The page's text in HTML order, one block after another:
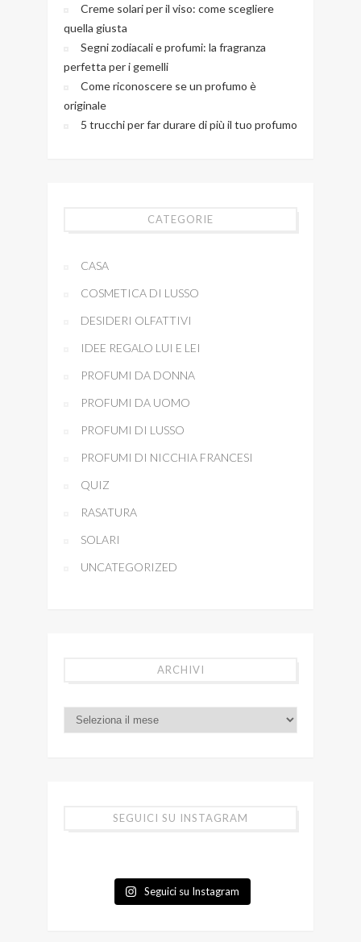
Creme solari per il viso: come scegliere
quella giusta
Segni zodiacali e profumi: la fragranza
perfetta per i gemelli
Come riconoscere se un profumo è
originale
5 trucchi per far durare di più il tuo profumo
CATEGORIE
CASA
COSMETICA DI LUSSO
DESIDERI OLFATTIVI
IDEE REGALO LUI E LEI
PROFUMI DA DONNA
PROFUMI DA UOMO
PROFUMI DI LUSSO
PROFUMI DI NICCHIA FRANCESI
QUIZ
RASATURA
SOLARI
UNCATEGORIZED
ARCHIVI
SEGUICI SU INSTAGRAM
Seguici su Instagram